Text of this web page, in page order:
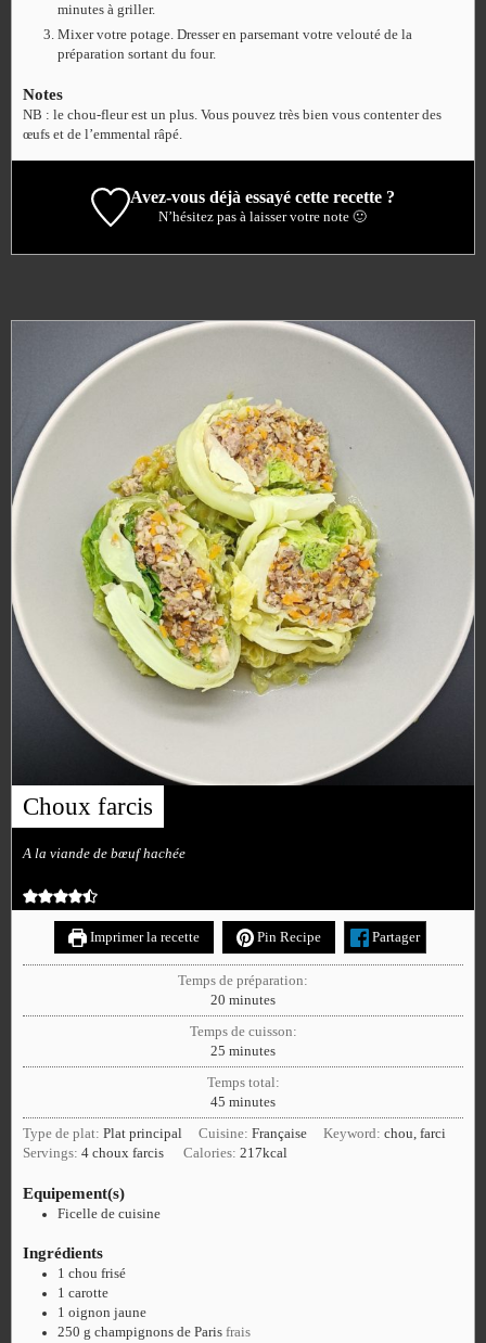
minutes à griller.
Mixer votre potage. Dresser en parsemant votre velouté de la
préparation sortant du four.
Notes
NB : le chou-fleur est un plus. Vous pouvez très bien vous contenter des
œufs et de l’emmental râpé.
Avez-vous déjà essayé cette recette ?
N’hésitez pas à laisser votre note 🙂
Choux farcis
A la viande de bœuf hachée
Imprimer la recette Pin Recipe Partager
Temps de préparation:
20 minutes
Temps de cuisson:
25 minutes
Temps total:
45 minutes
Type de plat: Plat principal Cuisine:Française Keyword:chou, farci
Servings: 4 choux farcis Calories:217kcal
Equipement(s)
Ficelle de cuisine
Ingrédients
1 chou frisé
1 carotte
1 oignon jaune
250 g champignons de Paris frais